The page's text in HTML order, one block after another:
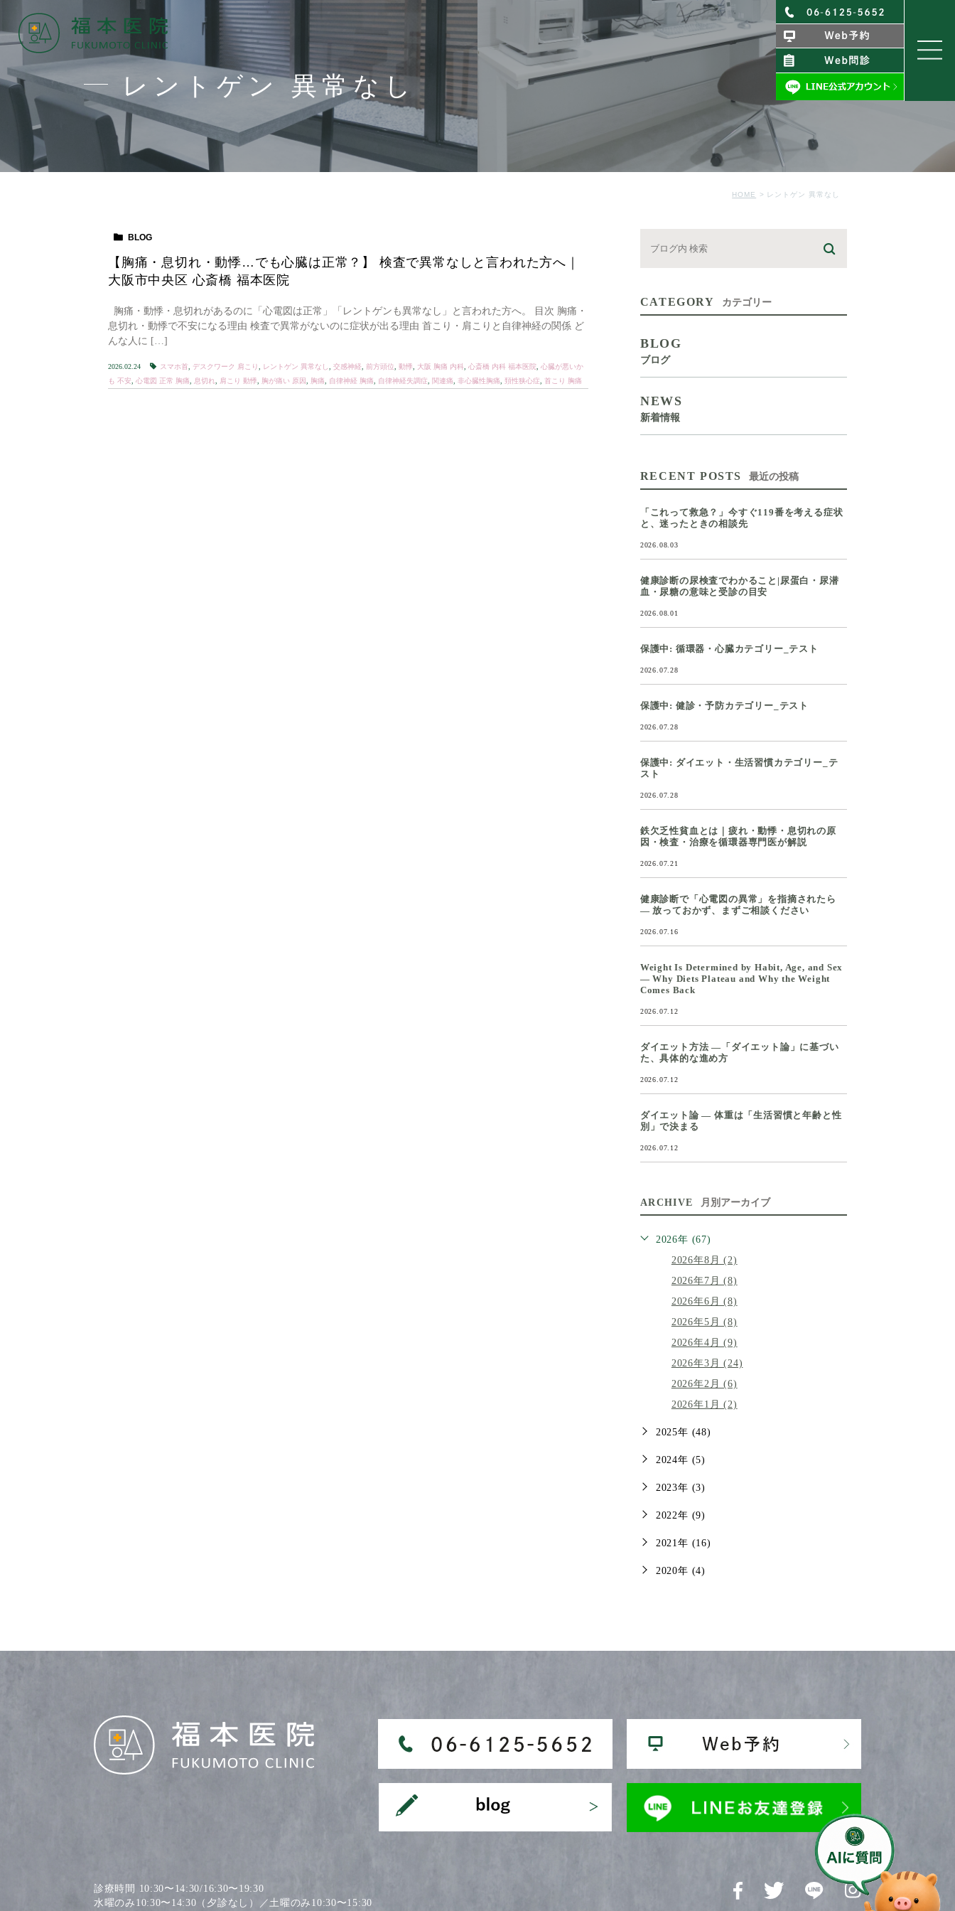
レントゲン 異常なし
HOME レントゲン 異常なし
BLOG
【胸痛・息切れ・動悸…でも心臓は正常？】 検査で異常なしと言われた方へ｜
大阪市中央区 心斎橋 福本医院
胸痛・動悸・息切れがあるのに「心電図は正常」「レントゲンも異常なし」と言われた方へ。 目次 胸痛・
息切れ・動悸で不安になる理由 検査で異常がないのに症状が出る理由 首こり・肩こりと自律神経の関係 ど
んな人に […]
2026.02.24 スマホ首 デスクワーク 肩こり レントゲン 異常なし 交感神経 前方頭位 動悸 大阪 胸痛 内科 心斎橋 内科 福本医院 心臓が悪いか
も 不安
心電図 正常 胸痛 息切れ 肩こり 動悸 胸が痛い 原因 胸痛 自律神経 胸痛 自律神経失調症 関連痛 非心臓性胸痛 頚性狭心症 首こり 胸痛
CATEGORY カテゴリー
BLOG
ブログ
NEWS
新着情報
RECENT POSTS 最近の投稿
「これって救急？」今すぐ119番を考える症状
と、迷ったときの相談先
2026.08.03
健康診断の尿検査でわかること|尿蛋白・尿潜
血・尿糖の意味と受診の目安
2026.08.01
保護中: 循環器・心臓カテゴリー_テスト
2026.07.28
保護中: 健診・予防カテゴリー_テスト
2026.07.28
保護中: ダイエット・生活習慣カテゴリー_テ
スト
2026.07.28
鉄欠乏性貧血とは｜疲れ・動悸・息切れの原
因・検査・治療を循環器専門医が解説
2026.07.21
健康診断で「心電図の異常」を指摘されたら
― 放っておかず、まずご相談ください
2026.07.16
Weight Is Determined by Habit, Age, and Sex
— Why Diets Plateau and Why the Weight
Comes Back
2026.07.12
ダイエット方法 ―「ダイエット論」に基づい
た、具体的な進め方
2026.07.12
ダイエット論 ― 体重は「生活習慣と年齢と性
別」で決まる
2026.07.12
ARCHIVE 月別アーカイブ
2026年 (67)
2026年8月 (2)
2026年7月 (8)
2026年6月 (8)
2026年5月 (8)
2026年4月 (9)
2026年3月 (24)
2026年2月 (6)
2026年1月 (2)
2025年 (48)
2024年 (5)
2023年 (3)
2022年 (9)
2021年 (16)
2020年 (4)
診療時間 10:30〜14:30/16:30〜19:30
水曜のみ10:30〜14:30（夕診なし）／土曜のみ10:30〜15:30